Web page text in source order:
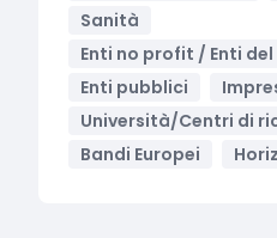
Sanità
Enti no profit / Enti
Enti pubblici
Università/Centri di
Bandi Europei